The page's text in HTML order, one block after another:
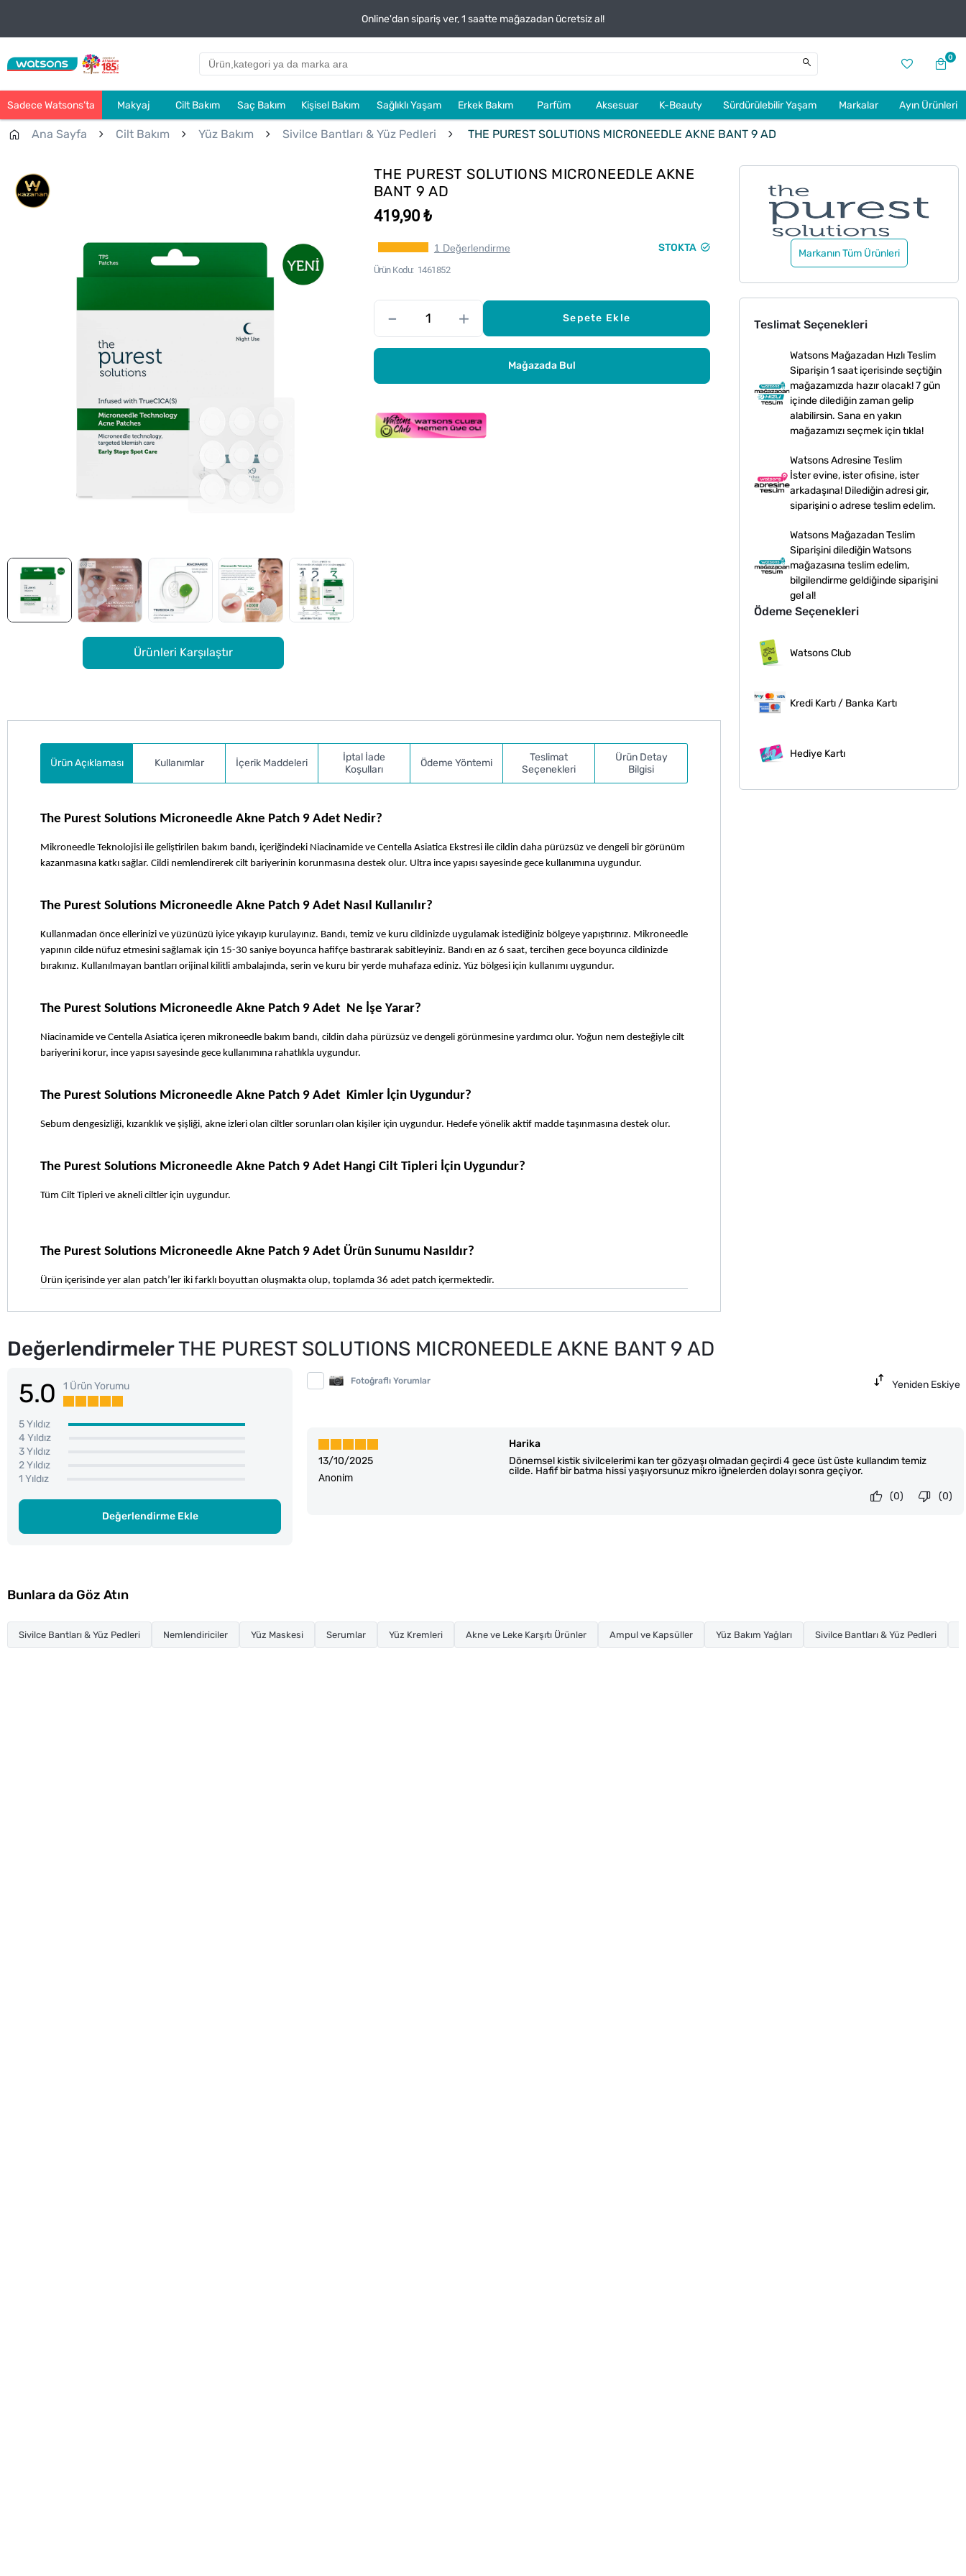
Online'dan sipariş ver, 1 saatte mağazadan ücretsiz al!
0
Sadece Watsons’ta Makyaj Cilt Bakım Saç Bakım Kişisel Bakım Sağlıklı Yaşam Erkek Bakım Parfüm Aksesuar K-Beauty Sürdürülebilir Yaşam Markalar Ayın Ürünleri
Ana Sayfa Cilt Bakım Yüz Bakım Sivilce Bantları & Yüz Pedleri THE PUREST SOLUTIONS MICRONEEDLE AKNE BANT 9 AD
Ürünleri Karşılaştır
THE PUREST SOLUTIONS MICRONEEDLE AKNE
BANT 9 AD
419,90 ₺
1 Değerlendirme STOKTA
Ürün Kodu 1461852
– + Sepete Ekle
Mağazada Bul
Markanın Tüm Ürünleri
Teslimat Seçenekleri
Watsons Mağazadan Hızlı Teslim
Siparişin 1 saat içerisinde seçtiğin
mağazamızda hazır olacak! 7 gün
içinde dilediğin zaman gelip
alabilirsin. Sana en yakın
mağazamızı seçmek için tıkla!
Watsons Adresine Teslim
İster evine, ister ofisine, ister
arkadaşına! Dilediğin adresi gir,
siparişini o adrese teslim edelim.
Watsons Mağazadan Teslim
Siparişini dilediğin Watsons
mağazasına teslim edelim,
bilgilendirme geldiğinde siparişini
gel al!
Ödeme Seçenekleri
Watsons Club
Kredi Kartı / Banka Kartı
Hediye Kartı
Ürün Açıklaması
Kullanımlar İçerik Maddeleri
İptal İade
Koşulları
Ödeme Yöntemi
Teslimat
Seçenekleri
Ürün Detay
Bilgisi
The Purest Solutions Microneedle Akne Patch 9 Adet Nedir?
Mikroneedle Teknolojisi ile geliştirilen bakım bandı, içeriğindeki Niacinamide ve Centella Asiatica Ekstresi ile cildin daha pürüzsüz ve dengeli bir görünüm
kazanmasına katkı sağlar. Cildi nemlendirerek cilt bariyerinin korunmasına destek olur. Ultra ince yapısı sayesinde gece kullanımına uygundur.
The Purest Solutions Microneedle Akne Patch 9 Adet Nasıl Kullanılır?
Kullanmadan önce ellerinizi ve yüzünüzü iyice yıkayıp kurulayınız. Bandı, temiz ve kuru cildinizde uygulamak istediğiniz bölgeye yapıştırınız. Mikroneedle
yapının cilde nüfuz etmesini sağlamak için 15-30 saniye boyunca hafifçe bastırarak sabitleyiniz. Bandı en az 6 saat, tercihen gece boyunca cildinizde
bırakınız. Kullanılmayan bantları orijinal kilitli ambalajında, serin ve kuru bir yerde muhafaza ediniz. Yüz bölgesi için kullanımı uygundur.
The Purest Solutions Microneedle Akne Patch 9 Adet  Ne İşe Yarar?
Niacinamide ve Centella Asiatica içeren mikroneedle bakım bandı, cildin daha pürüzsüz ve dengeli görünmesine yardımcı olur. Yoğun nem desteğiyle cilt
bariyerini korur, ince yapısı sayesinde gece kullanımına rahatlıkla uygundur.
The Purest Solutions Microneedle Akne Patch 9 Adet  Kimler İçin Uygundur?
Sebum dengesizliği, kızarıklık ve şişliği, akne izleri olan ciltler sorunları olan kişiler için uygundur. Hedefe yönelik aktif madde taşınmasına destek olur.
The Purest Solutions Microneedle Akne Patch 9 Adet Hangi Cilt Tipleri İçin Uygundur?
Tüm Cilt Tipleri ve akneli ciltler için uygundur.
The Purest Solutions Microneedle Akne Patch 9 Adet Ürün Sunumu Nasıldır?
Ürün içerisinde yer alan patch’ler iki farklı boyuttan oluşmakta olup, toplamda 36 adet patch içermektedir.
DeğerlendirmelerTHE PUREST SOLUTIONS MICRONEEDLE AKNE BANT 9 AD
5.0 1 Ürün Yorumu
5 Yıldız
4 Yıldız
3 Yıldız
2 Yıldız
1 Yıldız
Değerlendirme Ekle
Fotoğraflı Yorumlar Yeniden Eskiye
13/10/2025
Harika
Dönemsel kistik sivilcelerimi kan ter gözyaşı olmadan geçirdi 4 gece üst üste kullandım temiz
cilde. Hafif bir batma hissi yaşıyorsunuz mikro iğnelerden dolayı sonra geçiyor.
Anonim
(0)
(0)
Bunlara da Göz Atın
Sivilce Bantları & Yüz Pedleri Nemlendiriciler Yüz Maskesi Serumlar Yüz Kremleri Akne ve Leke Karşıtı Ürünler Ampul ve Kapsüller Yüz Bakım Yağları Sivilce Bantları & Yüz Pedleri